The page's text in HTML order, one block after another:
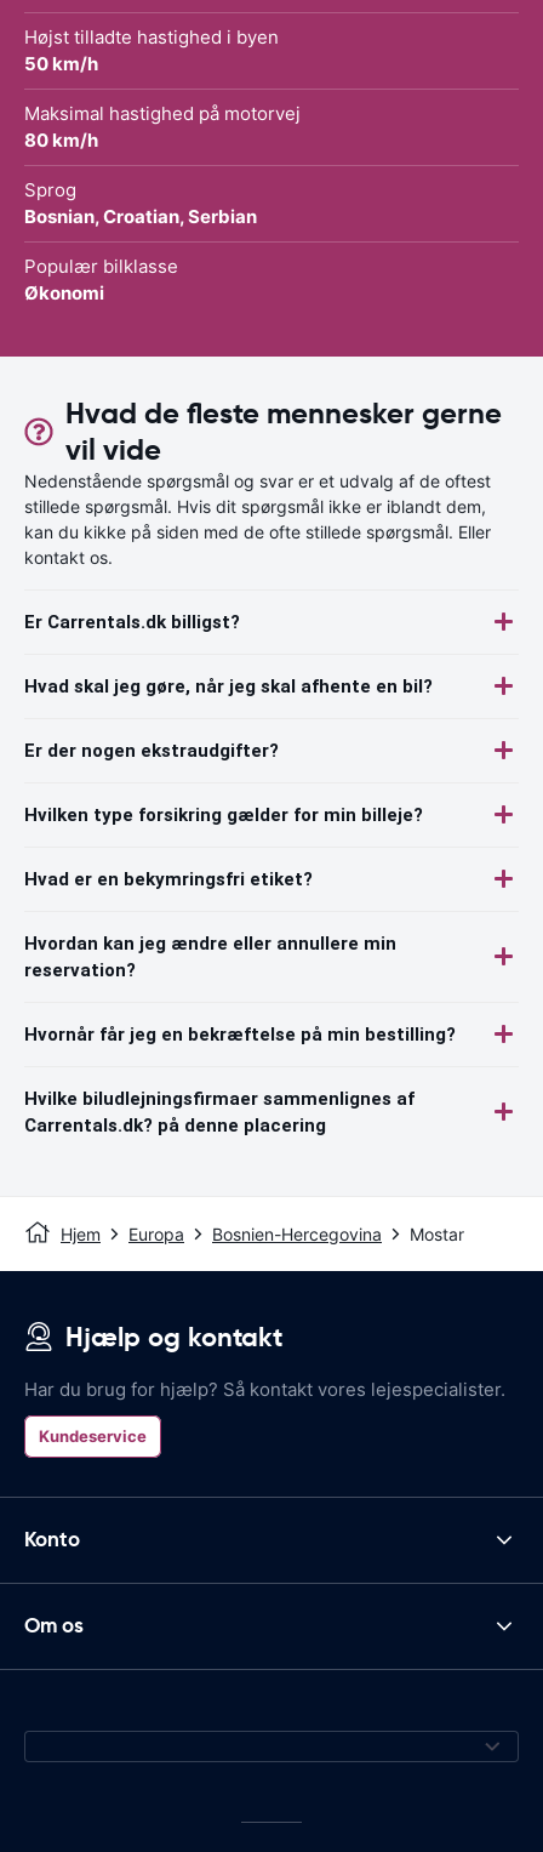
Højst tilladte hastighed i byen
50 km/h
Maksimal hastighed på motorvej
80 km/h
Sprog
Bosnian, Croatian, Serbian
Populær bilklasse
Økonomi
Hvad de fleste mennesker gerne
vil vide
Nedenstående spørgsmål og svar er et udvalg af de oftest
stillede spørgsmål. Hvis dit spørgsmål ikke er iblandt dem,
kan du kikke på siden med de ofte stillede spørgsmål. Eller
kontakt os.
Er Carrentals.dk billigst?
Hvad skal jeg gøre, når jeg skal afhente en bil?
Er der nogen ekstraudgifter?
Hvilken type forsikring gælder for min billeje?
Hvad er en bekymringsfri etiket?
Hvordan kan jeg ændre eller annullere min
reservation?
Hvornår får jeg en bekræftelse på min bestilling?
Hvilke biludlejningsfirmaer sammenlignes af
Carrentals.dk? på denne placering
Hjem Europa Bosnien-Hercegovina Mostar
Hjælp og kontakt
Har du brug for hjælp? Så kontakt vores lejespecialister.
Kundeservice
Konto
Om os